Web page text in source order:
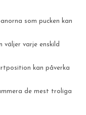
som pucken kan
väljer varje enskild
kan påverka
de mest troliga